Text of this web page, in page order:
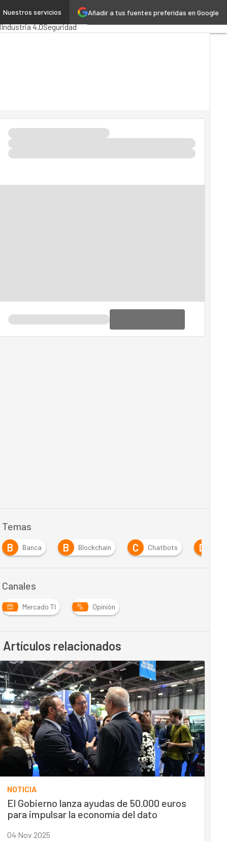
Añadir a tus fuentes preferidas en Google
Nuestros servicios
Pública
Industria 4.0Seguridad
Temas
B Banca B Blockchain C Chatbots D
Canales
Mercado TI Opinión
Artículos relacionados
NOTICIA
El Gobierno lanza ayudas de 50.000 euros
para impulsar la economía del dato
04 Nov 2025